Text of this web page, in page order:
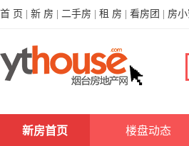
首 页 新 房 二手房 租 房 看房团 房小
新房首页 楼盘动态